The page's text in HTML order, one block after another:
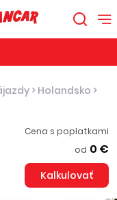
> Holandsko >
Cena s poplatkami
od 0 €
Kalkulovať